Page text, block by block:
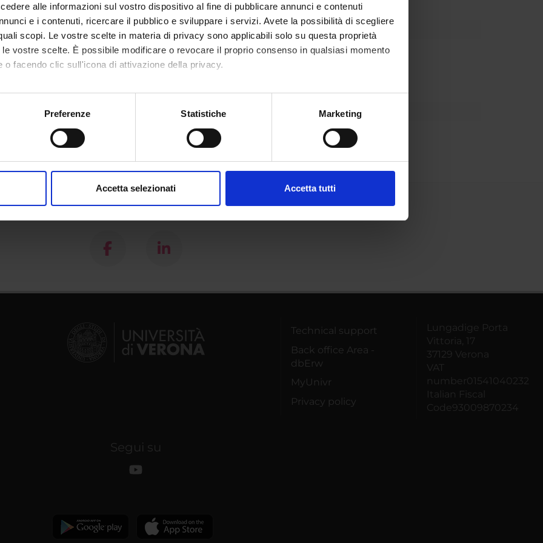
alle informazioni sul vostro dispositivo al fine di pubblicare annunci e contenuti
e i contenuti, ricercare il pubblico e sviluppare i servizi. Avete la possibilità di scegliere
scopi. Le vostre scelte in materia di privacy sono applicabili solo su questa proprietà
vostre scelte. È possibile modificare o revocare il proprio consenso in qualsiasi momento
o facendo clic sull'icona di attivazione della privacy.
anche:
sulla tua posizione geografica, con un'approssimazione di qualche metro,
in qualsiasi momento dalla Dichiarazione sui cookie.
Preferenze Statistiche Marketing
Accetta selezionati Accetta tutti
Funds:assigned and managed by the department
PARTICIPANTS
Technical support
Back office Area -
dbErw
MyUnivr
Privacy policy
Lungadige Porta
Vittoria, 17
37129 Verona
VAT
number01541040232
Italian Fiscal
Code93009870234
Segui su